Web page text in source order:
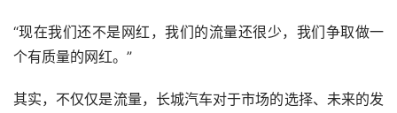
“现在我们还不是网红，我们的流量还很少，我们争取做一
个有质量的网红。”
其实，不仅仅是流量，长城汽车对于市场的选择、未来的发